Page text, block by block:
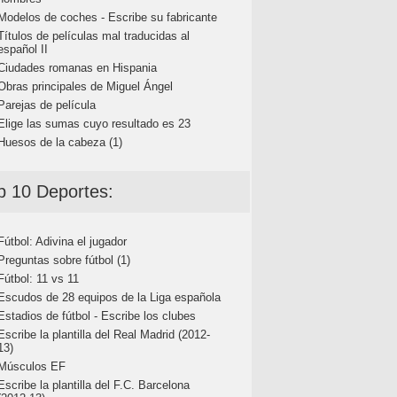
de coches - Escribe su fabricante
de películas mal traducidas al
II
romanas en Hispania
principales de Miguel Ángel
de película
las sumas cuyo resultado es 23
de la cabeza (1)
10 Deportes:
Adivina el jugador
sobre fútbol (1)
11 vs 11
de 28 equipos de la Liga española
de fútbol - Escribe los clubes
la plantilla del Real Madrid (2012-
EF
la plantilla del F.C. Barcelona